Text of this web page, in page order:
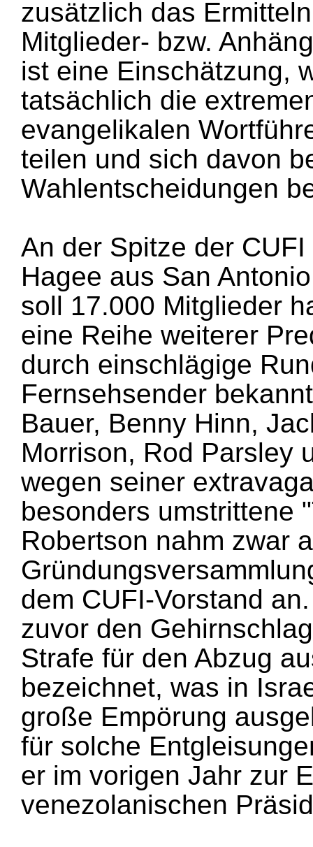
zusätzlich das
Mitglieder- bzw.
ist eine Einschätzung,
tatsächlich die
evangelikalen
teilen und sich davon
Wahlentscheidungen
An der Spitze der
Hagee aus San
soll 17.000 Mitglieder
eine Reihe weiterer
durch einschlägige
Fernsehsender
Bauer, Benny Hinn,
Morrison, Rod Parsley
wegen seiner
besonders umstrittene
Robertson nahm zwar
dem CUFI-Vorstand
zuvor den
Strafe für den Abzug
bezeichnet, was in
große Empörung
für solche
er im vorigen Jahr zur
venezolanischen